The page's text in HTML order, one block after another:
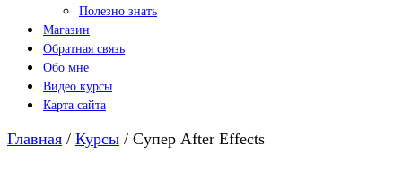
Полезно знать
Магазин
Обратная связь
Обо мне
Видео курсы
Карта сайта
Главная / Курсы / Супер After Effects